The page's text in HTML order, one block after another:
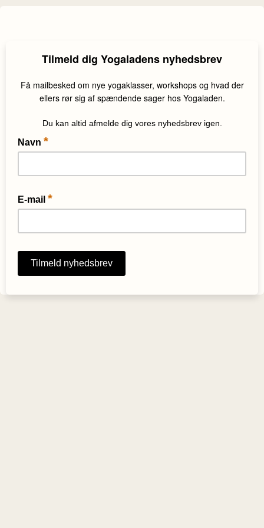
Tilmeld dig Yogaladens nyhedsbrev
Få mailbesked om nye yogaklasser, workshops og hvad der
ellers rør sig af spændende sager hos Yogaladen.
Du kan altid afmelde dig vores nyhedsbrev igen.
Navn *
E-mail *